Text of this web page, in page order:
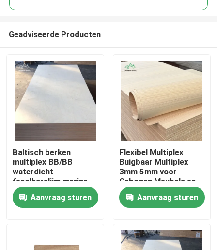
Huis
Video's
Geadviseerde Producten
Baltisch berken
multiplex BB/BB
waterdicht
fenolharslijm marine
multiplex 4mm-40mm
Aanvraag sturen
Flexibel Multiplex
Buigbaar Multiplex
3mm 5mm voor
Gebogen Meubels en
Architectonisch
Timmerwerk
Aanvraag sturen